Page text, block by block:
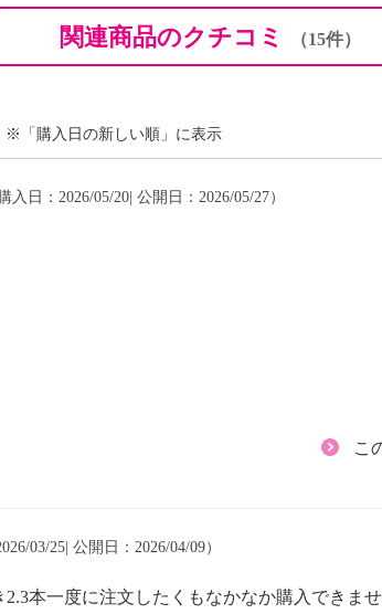
関連商品のクチコミ （15件）
※「購入日の新しい順」に表示
入日：2026/05/20| 公開日：2026/05/27）
こ
03/25| 公開日：2026/04/09）
本一度に注文したくもなかなか購入できま